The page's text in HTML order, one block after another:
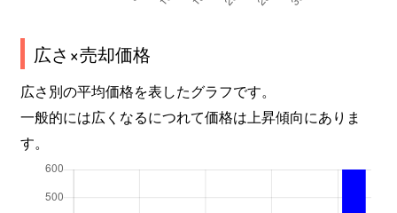
広さ×売却価格
広さ別の平均価格を表したグラフです。
一般的には広くなるにつれて価格は上昇傾向にありま
す。